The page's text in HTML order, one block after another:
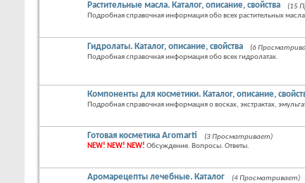
Растительные масла. Каталог, описание, свойства
(15
Подробная справочная информация обо всех растительных
Гидролаты. Каталог, описание, свойства
(6
Подробная справочная информация обо всех гидролатах.
Компоненты для косметики. Каталог, описание,
Подробная справочная информация о восках, экстрактах,
Готовая косметика Aromarti
(3 Просматривает)
NEW! NEW! NEW! Обсуждение. Вопросы. Ответы.
Аромарецепты лечебные. Каталог
(4 Просматривает)